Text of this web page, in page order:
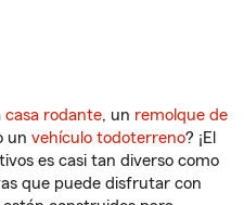
casa rodante, un remolque de
un vehículo todoterreno? ¡El
es casi tan diverso como
que puede disfrutar con